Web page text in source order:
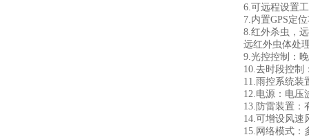
6.可远程设置工
7.内置GPS定位
8.红外杀虫，远
远红外虫体处理
9.光控控制：晚
10.去时段控制：
11.雨控系统装置
12.电源：电压波
13.防雷装置：
14.可增设风速风
15.网络模式：多